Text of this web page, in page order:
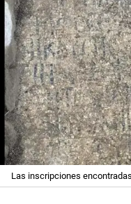
Las inscripciones